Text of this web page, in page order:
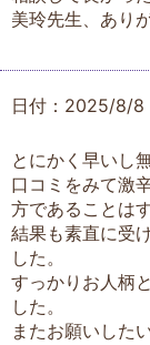
美玲先生、あり
日付：2025/8/8
とにかく早いし
口コミをみて激
方であることは
結果も素直に受
した。
すっかりお人柄
した。
またお願いした